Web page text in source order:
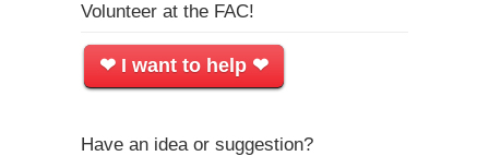
Volunteer at the FAC!
❤ I want to help ❤
Have an idea or suggestion?